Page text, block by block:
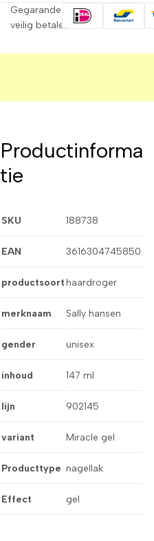
Gegarandeerd
veilig betalen
Productinforma
tie
SKU 188738
EAN 3616304745850
productsoorthaardroger
merknaam Sally hansen
gender unisex
inhoud 147 ml
lijn 902145
variant Miracle gel
Producttype nagellak
Effect gel